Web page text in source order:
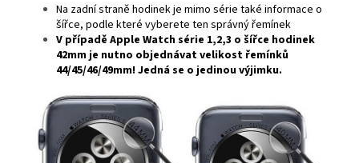
Na zadní straně hodinek je mimo série také informace o
šířce, podle které vyberete ten správný řemínek
V případě Apple Watch série 1,2,3 o šířce hodinek
42mm je nutno objednávat velikost řemínků
44/45/46/49mm! Jedná se o jedinou výjimku.